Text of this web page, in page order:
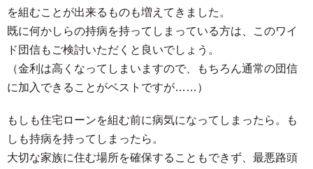
を組むことが出来るものも増えてきました。
既に何かしらの持病を持ってしまっている方は、このワイ
ド団信もご検討いただくと良いでしょう。
（金利は高くなってしまいますので、もちろん通常の団信
に加入できることがベストですが……）
もしも住宅ローンを組む前に病気になってしまったら。も
しも持病を持ってしまったら。
大切な家族に住む場所を確保することもできず、最悪路頭